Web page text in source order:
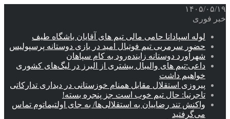
۱۴۰۵/۰۵/۱۹
خبر فوری
لوله اسپادانا حامی مالی تیم های آقایان باشگاه طیف
حضور سرمربی تیم فوتبال امید در بازی دوستانه پرسپولیس
شهرآورد دوستانه زاینده‌رود به کام سپاهان
داعی:تیم های والیبال بیشتری از البرز در لیگ‌های کشوری
خواهیم داشت
پیروزی استقلال مقابل همنام خوزستانی در دیداری تدارکاتی
تاجرنیا: حال تیم خوب است جز پنجره بسته!
واکنش تند رضاییان به استقلالی‌ها/ به جای اولتیماتوم تماس
می‌گرفتید